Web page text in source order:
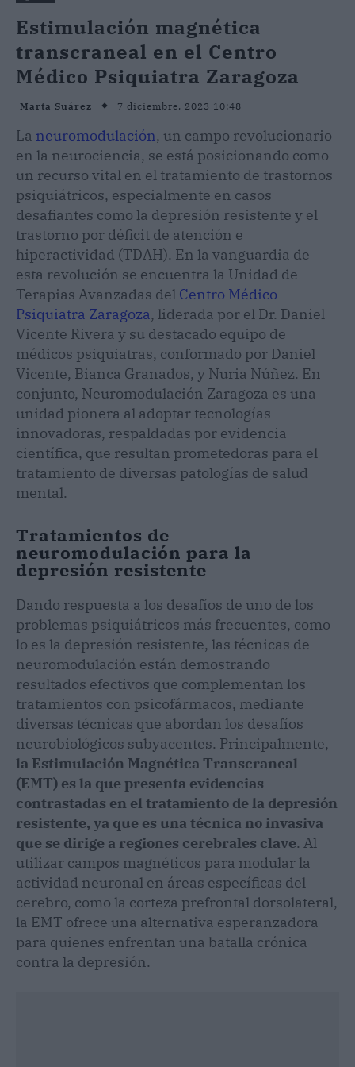
Estimulación magnética
transcraneal en el Centro
Médico Psiquiatra Zaragoza
Marta Suárez 7 diciembre, 2023 10:48
La neuromodulación, un campo revolucionario
en la neurociencia, se está posicionando como
un recurso vital en el tratamiento de trastornos
psiquiátricos, especialmente en casos
desafiantes como la depresión resistente y el
trastorno por déficit de atención e
hiperactividad (TDAH). En la vanguardia de
esta revolución se encuentra la Unidad de
Terapias Avanzadas del Centro Médico
Psiquiatra Zaragoza, liderada por el Dr. Daniel
Vicente Rivera y su destacado equipo de
médicos psiquiatras, conformado por Daniel
Vicente, Bianca Granados, y Nuria Núñez. En
conjunto, Neuromodulación Zaragoza es una
unidad pionera al adoptar tecnologías
innovadoras, respaldadas por evidencia
científica, que resultan prometedoras para el
tratamiento de diversas patologías de salud
mental.
Tratamientos de
neuromodulación para la
depresión resistente
Dando respuesta a los desafíos de uno de los
problemas psiquiátricos más frecuentes, como
lo es la depresión resistente, las técnicas de
neuromodulación están demostrando
resultados efectivos que complementan los
tratamientos con psicofármacos, mediante
diversas técnicas que abordan los desafíos
neurobiológicos subyacentes. Principalmente,
la Estimulación Magnética Transcraneal
(EMT) es la que presenta evidencias
contrastadas en el tratamiento de la depresión
resistente, ya que es una técnica no invasiva
que se dirige a regiones cerebrales clave. Al
utilizar campos magnéticos para modular la
actividad neuronal en áreas específicas del
cerebro, como la corteza prefrontal dorsolateral,
la EMT ofrece una alternativa esperanzadora
para quienes enfrentan una batalla crónica
contra la depresión.